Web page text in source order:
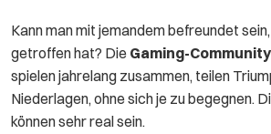
Kann man mit jemandem befreundet
getroffen hat? Die Gaming-Community
spielen jahrelang zusammen, teilen
Niederlagen, ohne sich je zu begegnen.
können sehr real sein.